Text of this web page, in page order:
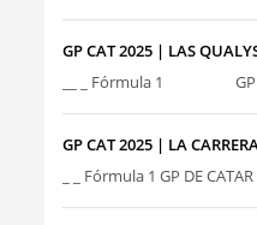
GP CAT 2025 | LAS
__ _ Fórmula 1 GP
GP CAT 2025 | LA
_ _ Fórmula 1 GP DE